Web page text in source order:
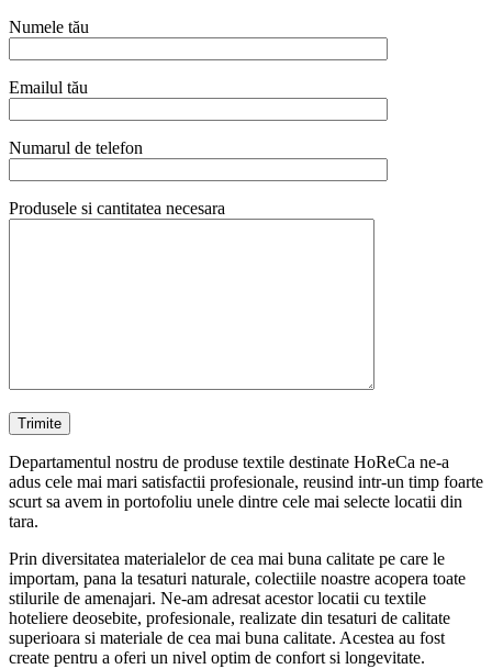
Numele tău
Emailul tău
Numarul de telefon
Produsele si cantitatea necesara
Departamentul nostru de produse textile destinate HoReCa ne-a
adus cele mai mari satisfactii profesionale, reusind intr-un timp foarte
scurt sa avem in portofoliu unele dintre cele mai selecte locatii din
tara.
Prin diversitatea materialelor de cea mai buna calitate pe care le
importam, pana la tesaturi naturale, colectiile noastre acopera toate
stilurile de amenajari. Ne-am adresat acestor locatii cu textile
hoteliere deosebite, profesionale, realizate din tesaturi de calitate
superioara si materiale de cea mai buna calitate. Acestea au fost
create pentru a oferi un nivel optim de confort si longevitate.